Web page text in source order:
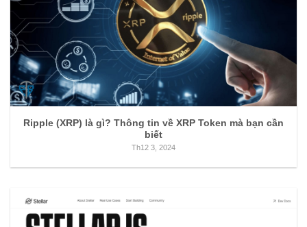
Ripple (XRP) là gì? Thông tin về XRP Token mà bạn cần
biết
Th12 3, 2024